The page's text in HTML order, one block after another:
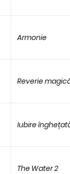
Armonie
Reverie
Iubire
The Water 2